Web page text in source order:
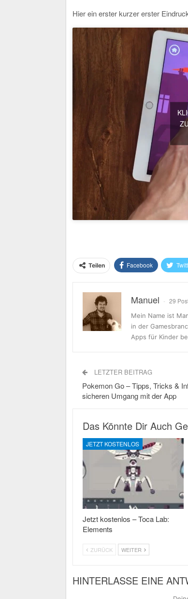
Hier ein erster kurzer erster
Teilen Facebook
Manuel 29
Mein Name ist
in der
Apps für Kinder
LETZTER BEITRAG
Pokemon Go – Tipps, Tricks &
sicheren Umgang mit der App
Das Könnte Dir Auch
JETZT KOSTENLOS
Jetzt kostenlos – Toca Lab:
Elements
ZURÜCK WEITER
HINTERLASSE EINE